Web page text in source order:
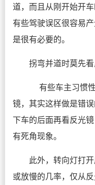
道，而且从刚开始开
有些驾驶误区很容易
是很有必要的。
拐弯并道时莫先
有些车主习惯
镜，其实这样做是错
下车的后面再看反光
有死角现象。
此外，转向灯打
或放慢的几率，仅从